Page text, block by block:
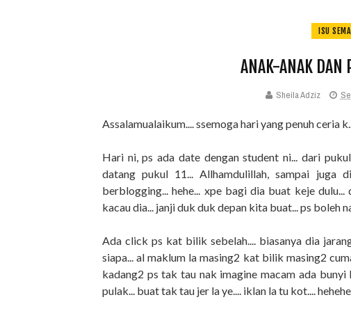
ISU
ANAK-ANAK DAN
Sheila Adziz
Assalamualaikum.... ssemoga hari yang penuh ceria
Hari ni, ps ada date dengan student ni... dari
datang pukul 11... Allhamdulillah, sampai
berblogging... hehe... xpe bagi dia buat keje
kacau dia... janji duk duk depan kita buat... ps boleh
Ada click ps kat bilik sebelah.... biasanya dia
siapa... al maklum la masing2 kat bilik masing2
kadang2 ps tak tau nak imagine macam ada
pulak... buat tak tau jer la ye.... iklan la tu kot.... hehehe